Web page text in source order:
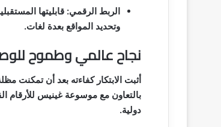
الربط الرقمي: قابليتها
وتحديد المواقع بعدة لغات.
نجاح عالمي وطموح
أثبت الابتكار كفاءته بعد أن تمكنت
دولية.